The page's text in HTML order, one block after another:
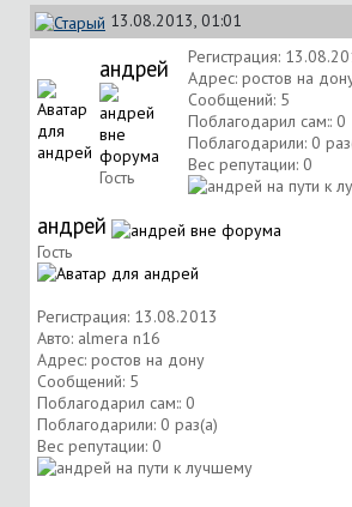
13.08.2013, 01:01
андрей
Гость
Регистрация:
Адрес: ростов на
Сообщений: 5
Поблагодарил сам:: 0
Поблагодарили: 0
Вес репутации: 0
андрей
Гость
Регистрация: 13.08.2013
Авто: almera n16
Адрес: ростов на дону
Сообщений: 5
Поблагодарил сам:: 0
Поблагодарили: 0 раз(а)
Вес репутации: 0